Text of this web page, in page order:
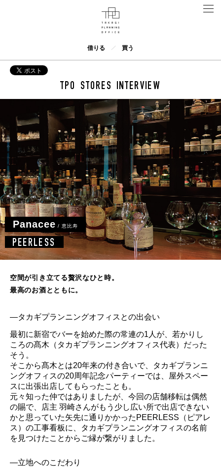
借りる 買う
TPO STORES INTERVIEW
Panacee / 恵比寿
PEERLESS
空間が引き立てる贅沢なひと時。
最高のお酒とともに。
―タカギプランニングオフィスとの出会い
最初に新宿でバーを始めた際の常連の1人が、若かりし
ころの髙木（タカギプランニングオフィス代表）だった
そう。
そこから髙木とは20年来の付き合いで、タカギプランニ
ングオフィスの20周年記念パーティーでは、屋外スペー
スに出張出店してもらったことも。
元々知った仲ではありましたが、今回の店舗移転は偶然
の賜で、店主 羽崎さんがもう少し広い所で出店できない
かと思っていた矢先に通りかかったPEERLESS（ピアレ
ス）の工事看板に、タカギプランニングオフィスの名前
を見つけたことからご縁が繋がりました。
―立地へのこだわり